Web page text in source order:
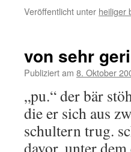
Veröffentlicht unter heiliger
von sehr
Publiziert am 8. Oktober
„pu.“ der bär
die er sich aus
schultern trug.
davor, unter